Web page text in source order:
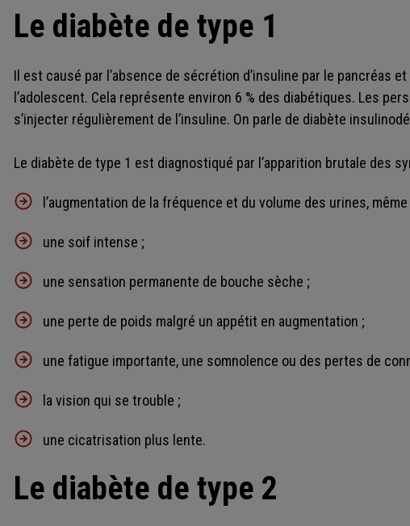
Le diabète de type 1
Il est causé par l’absence de sécrétion d’insuline par le pancréas
l’adolescent. Cela représente environ 6 % des diabétiques. Les
s’injecter régulièrement de l’insuline. On parle de diabète
Le diabète de type 1 est diagnostiqué par l’apparition brutale des
l’augmentation de la fréquence et du volume des urines,
une soif intense ;
une sensation permanente de bouche sèche ;
une perte de poids malgré un appétit en augmentation ;
une fatigue importante, une somnolence ou des pertes de
la vision qui se trouble ;
une cicatrisation plus lente.
Le diabète de type 2